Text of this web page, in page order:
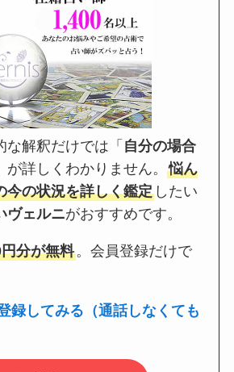
な解釈だけでは「 自分の場合
が詳しくわかりません。悩ん
今の状況を詳しく鑑定 したい
ヴェルニがおすすめです。
分が無料。会員登録だけで
録してみる（通話しなくても